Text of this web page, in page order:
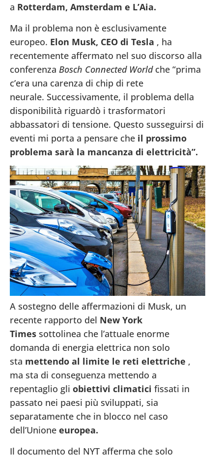
a Rotterdam, Amsterdam e L’Aia.
Ma il problema non è esclusivamente
europeo. Elon Musk, CEO di Tesla , ha
recentemente affermato nel suo discorso alla
conferenza Bosch Connected Worldche “prima
c’era una carenza di chip di rete
neurale. Successivamente, il problema della
disponibilità riguardò i trasformatori
abbassatori di tensione. Questo susseguirsi di
eventi mi porta a pensare che il prossimo
problema sarà la mancanza di elettricità”.
A sostegno delle affermazioni di Musk, un
recente rapporto del New York
Times sottolinea che l’attuale enorme
domanda di energia elettrica non solo
sta mettendo al limite le reti elettriche ,
ma sta di conseguenza mettendo a
repentaglio gli obiettivi climatici fissati in
passato nei paesi più sviluppati, sia
separatamente che in blocco nel caso
dell’Unione europea.
Il documento del NYT afferma che solo